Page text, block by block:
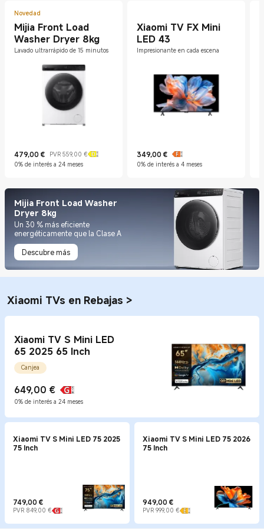
Novedad
Mijia Front Load
Washer Dryer 8kg
Lavado ultrarrápido de 15 minutos
479,00 €
Current Price €479PVR 559,00 €
Precio de mercado 559,00 €
0% de interés a 24 meses
Xiaomi TV FX Mini
LED 43
Impresionante en cada escena
349,00 €
Current Price €349
0% de interés a 4 meses
Mijia Front Load Washer
Dryer 8kg
Un 30 % más eficiente
energéticamente que la Clase A
Descubre más
Xiaomi TVs en Rebajas >
Xiaomi TV S Mini LED
65 2025 65 Inch
Canjea
649,00 €
Current Price €649
0% de interés a 24 meses
Xiaomi TV S Mini LED 75 2025
75 Inch
749,00 €
Current Price €749
PVR 849,00 €
Precio de mercado 849,00 €
Xiaomi TV S Mini LED 75 2026
75 Inch
949,00 €
Current Price €949
PVR 999,00 €
Precio de mercado 999,00 €